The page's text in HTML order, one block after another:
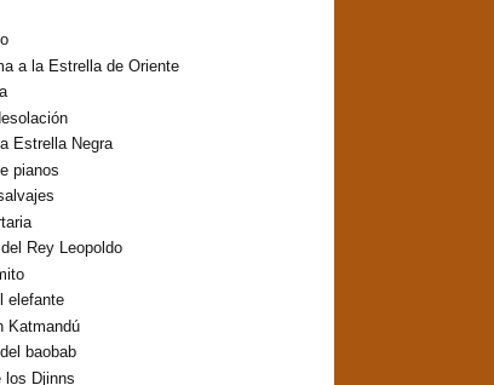
a la Estrella de Oriente
Estrella Negra
pianos
Rey Leopoldo
elefante
Katmandú
baobab
los Djinns